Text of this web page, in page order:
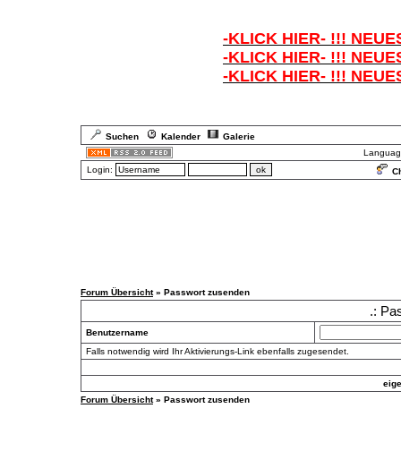
-KLICK HIER- !!!
-KLICK HIER- !!!
-KLICK HIER- !!!
Suchen Kalender
Galerie
Login:
Forum Übersicht» Passwort zusenden
.:
Benutzername
Falls notwendig wird Ihr Aktivierungs-Link ebenfalls zugesendet.
Forum Übersicht» Passwort zusenden